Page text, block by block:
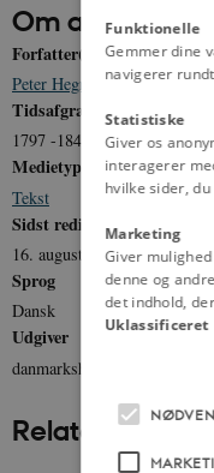
Om artiklen
Forfatter(e)
Peter Hegner Bonfils
Tidsafgrænsning
1797 -1849
Medietype
Tekst
Sidst redigeret
16. august 2011
Sprog
Dansk
Udgiver
danmarkshistorien.dk
Relateret
Funktionelle
Gemmer dine
navigerer
Statistiske
Giver os
interagerer
hvilke sider,
Marketing
Giver
denne og
det indhold,
Uklassificeret